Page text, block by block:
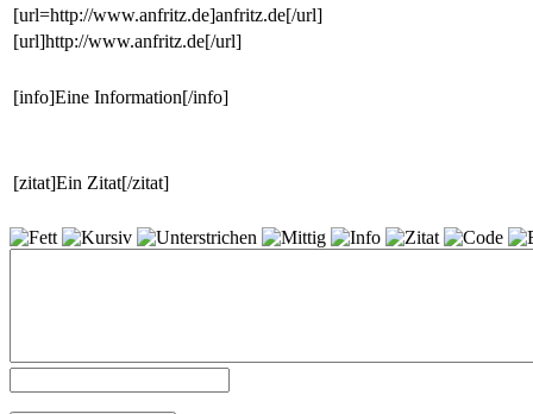
[url=http://www.anfritz.de]anfritz.de[/url]
[url]http://www.anfritz.de[/url]
[info]Eine Information[/info]
[zitat]Ein Zitat[/zitat]